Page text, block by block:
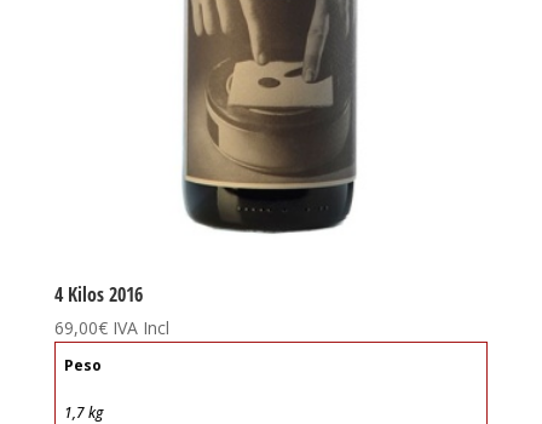
4 Kilos 2016
69,00€ IVA Incl
Peso
1,7 kg